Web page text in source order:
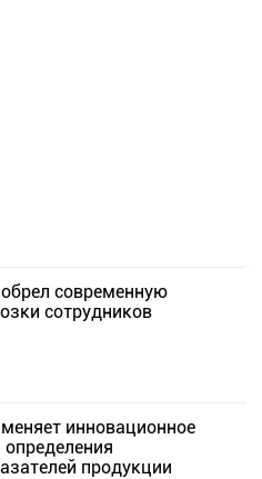
современную
сотрудников
инновационное
продукции